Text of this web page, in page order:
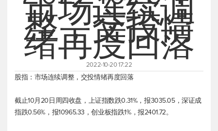
市场连续调
整，交投情
绪再度回落
2022-10-20 17:22
股指：市场连续调整，交投情绪再度回落
截止10月20日周四收盘， 上证指数跌0.31%，报3035.05，深证成
指跌0.56%，报10965.33，创业板指跌1%，报2401.72。